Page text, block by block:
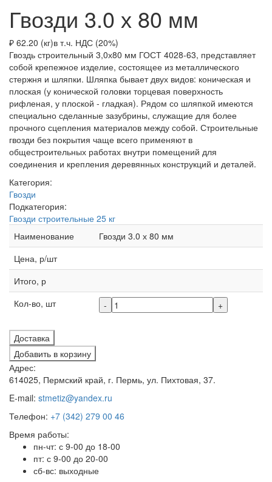
Гвозди 3.0 х 80 мм
₽ 62.20 (кг)в т.ч. НДС (20%)
Гвоздь строительный 3,0х80 мм ГОСТ 4028-63, представляет
собой крепежное изделие, состоящее из металлического
стержня и шляпки. Шляпка бывает двух видов: коническая и
плоская (у конической головки торцевая поверхность
рифленая, у плоской - гладкая). Рядом со шляпкой имеются
специально сделанные зазубрины, служащие для более
прочного сцепления материалов между собой. Строительные
гвозди без покрытия чаще всего применяют в
общестроительных работах внутри помещений для
соединения и крепления деревянных конструкций и деталей.
Категория:
Гвозди
Подкатегория:
Гвозди строительные 25 кг
Наименование
Гвозди 3.0 х 80 мм
Цена, р/шт
Итого, р
Кол-во, шт
- +
Доставка
Добавить в корзину
Адрес:
614025, Пермский край, г. Пермь, ул. Пихтовая, 37.
E-mail: stmetiz@yandex.ru
Телефон: +7 (342) 279 00 46
Время работы:
пн-чт: с 9-00 до 18-00
пт: с 9-00 до 20-00
сб-вс: выходные